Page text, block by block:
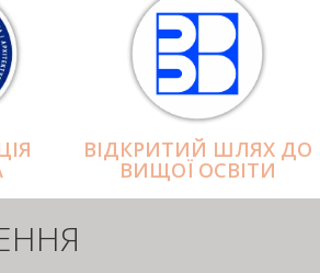
ВІДКРИТИЙ ШЛЯХ ДО
ВИЩОЇ ОСВІТИ